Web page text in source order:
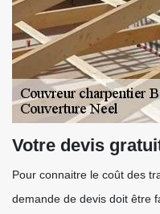
Votre devis
Pour connaitre le coût des
demande de devis doit être